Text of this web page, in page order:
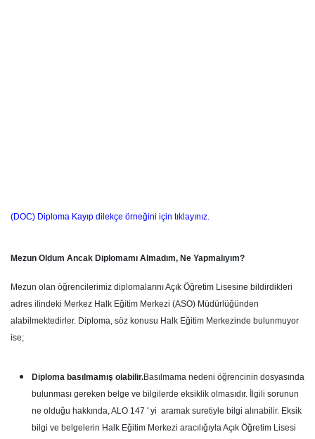
(DOC) Diploma Kayıp dilekçe örneğini için tıklayınız.
Mezun Oldum Ancak Diplomamı Almadım, Ne Yapmalıyım?
Mezun olan öğrencilerimiz diplomalarını Açık Öğretim Lisesine bildirdikleri
adres ilindeki Merkez Halk Eğitim Merkezi (ASO) Müdürlüğünden
alabilmektedirler. Diploma, söz konusu Halk Eğitim Merkezinde bulunmuyor
ise;
Diploma basılmamış olabilir.Basılmama nedeni öğrencinin dosyasında
bulunması gereken belge ve bilgilerde eksiklik olmasıdır. İlgili sorunun
ne olduğu hakkında, ALO 147 ' yi aramak suretiyle bilgi alınabilir. Eksik
bilgi ve belgelerin Halk Eğitim Merkezi aracılığıyla Açık Öğretim Lisesi